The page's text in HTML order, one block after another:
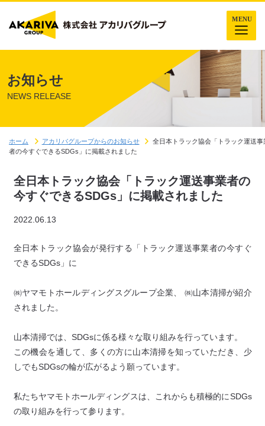
お知らせ
NEWS RELEASE
ホーム アカリバグループからのお知らせ
全日本トラック協会「トラック運送事
者の今すぐできるSDGs」に掲載されました
全日本トラック協会「トラック運送事業者の
今すぐできるSDGs」に掲載されました
2022.06.13
全日本トラック協会が発行する「トラック運送事業者の今すぐ
できるSDGs」に
㈱ヤマモトホールディングスグループ企業、 ㈱山本清掃が紹介
されました。
山本清掃では、SDGsに係る様々な取り組みを行っています。
この機会を通して、多くの方に山本清掃を知っていただき、少
しでもSDGsの輪が広がるよう願っています。
私たちヤマモトホールディングスは、これからも積極的にSDGs
の取り組みを行って参ります。